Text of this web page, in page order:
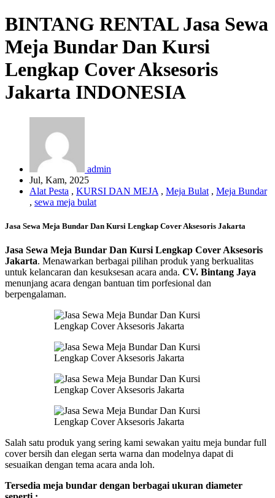
BINTANG RENTAL Jasa Sewa
Meja Bundar Dan Kursi
Lengkap Cover Aksesoris
Jakarta INDONESIA
admin
Jul, Kam, 2025
Alat Pesta , KURSI DAN MEJA , Meja Bulat , Meja Bundar
, sewa meja bulat
Jasa Sewa Meja Bundar Dan Kursi Lengkap Cover Aksesoris Jakarta
Jasa Sewa Meja Bundar Dan Kursi Lengkap Cover Aksesoris
Jakarta. Menawarkan berbagai pilihan produk yang berkualitas
untuk kelancaran dan kesuksesan acara anda. CV. Bintang Jaya
menunjang acara dengan bantuan tim porfesional dan
berpengalaman.
Salah satu produk yang sering kami sewakan yaitu meja bundar full
cover bersih dan elegan serta warna dan modelnya dapat di
sesuaikan dengan tema acara anda loh.
Tersedia meja bundar dengan berbagai ukuran diameter